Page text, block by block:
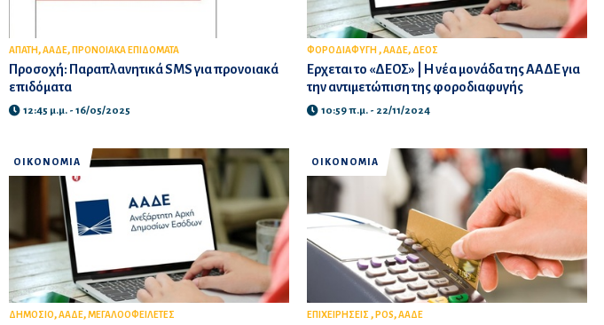
ΑΠΑΤΗ,ΑΑΔΕ, ΠΡΟΝΟΙΑΚΑ ΕΠΙΔΟΜΑΤΑ
Προσοχή: Παραπλανητικά SMS για προνοιακά
επιδόματα
12:45 μ.μ. - 16/05/2025
ΦΟΡΟΔΙΑΦΥΓΗ ,ΑΑΔΕ, ΔΕΟΣ
Ερχεται το «ΔΕΟΣ» | Η νέα μονάδα της ΑΑΔΕ για
την αντιμετώπιση της φοροδιαφυγής
10:59 π.μ. - 22/11/2024
ΟΙΚΟΝΟΜΙΑ
ΔΗΜΟΣΙΟ,ΑΑΔΕ,ΜΕΓΑΛΟΟΦΕΙΛΕΤΕΣ
ΟΙΚΟΝΟΜΙΑ
ΕΠΙΧΕΙΡΗΣΕΙΣ , POS,ΑΑΔΕ